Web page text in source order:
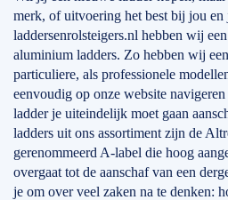
merk, of uitvoering het best bij jou en
laddersenrolsteigers.nl hebben wij
aluminium ladders. Zo hebben wij
particuliere, als professionele
eenvoudig op onze website
ladder je uiteindelijk moet gaan
ladders uit ons assortiment zijn de
gerenommeerd A-label die hoog
overgaat tot de aanschaf van een
je om over veel zaken na te denken: